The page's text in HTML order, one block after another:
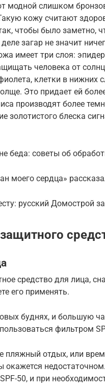
модной слишком
кожу считают
чтобы было заметно,
загар не значит
имеет три слоя:
человека от
клетки в нижних
Это придает ей
производят более
золотистого блеска
беда: советы об
моего сердца»
русский Домострой
средство для лица,
его применять.
буднях, и большую
фильтром
пляжный отдых, или
окажется
50, и при